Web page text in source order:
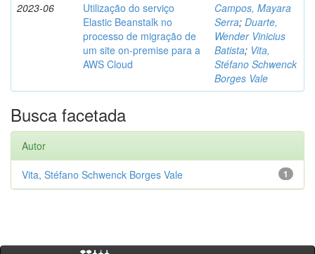
2023-06
Utilização do serviço
Elastic Beanstalk no
processo de migração de
um site on-premise para a
AWS Cloud
Campos, Mayara
Serra; Duarte,
Wender Vinicius
Batista; Vita,
Stéfano Schwenck
Borges Vale
Busca facetada
Autor
1
Vita, Stéfano Schwenck Borges Vale